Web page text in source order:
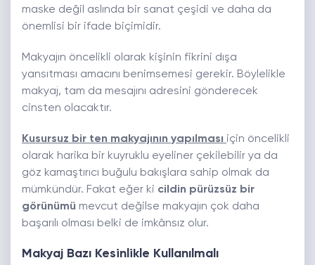
maske değil aslında bir sanat çeşidi ve daha da
önemlisi bir ifade biçimidir.
Makyajın öncelikli olarak kişinin fikrini dışa
yansıtması amacını benimsemesi gerekir. Böylelikle
makyaj, tam da mesajını adresini gönderecek
cinsten olacaktır.
Kusursuz bir ten makyajının yapılması için öncelikli
olarak harika bir kuyruklu eyeliner çekilebilir ya da
göz kamaştırıcı buğulu bakışlara sahip olmak da
mümkündür. Fakat eğer ki cildin pürüzsüz bir
görünümü mevcut değilse makyajın çok daha
başarılı olması belki de imkânsız olur.
Makyaj Bazı Kesinlikle Kullanılmalı